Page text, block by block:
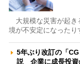
大規模な災害が起き
境が不安定になったり
5年ぶり改訂の「
説 企業に成長投